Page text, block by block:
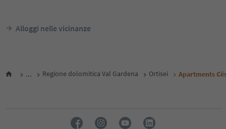
Alloggi nelle vicinanze
... Regione dolomitica Val Gardena Ortisei Apartments